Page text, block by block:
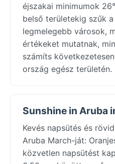
éjszakai minimumok
belső területekig szűk
legmelegebb városok,
értékeket mutatnak,
számíts
ország egész területén.
Sunshine in Aruba
Kevés napsütés és
Aruba March-ját:
közvetlen napsütést